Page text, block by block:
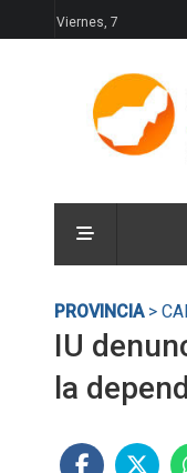
Viernes, 7
PROVINCIA>
IU
la